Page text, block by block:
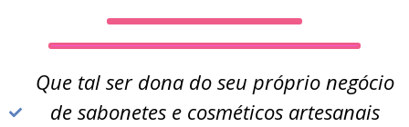
Que tal ser dona do seu próprio negócio
de sabonetes e cosméticos artesanais